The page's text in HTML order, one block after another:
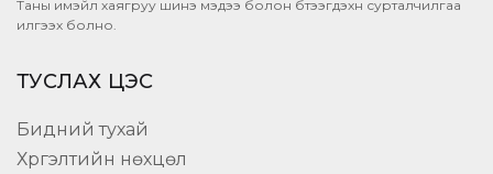
Таны имэйл хаягруу шинэ мэдээ болон бүтээгдэхүүн сурталчилгаа
илгээх болно.
ТУСЛАХ ЦЭС
Бидний тухай
Хүргэлтийн нөхцөл